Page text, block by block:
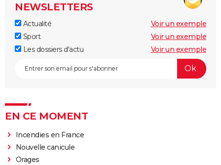
NEWSLETTERS
Actualité
Voir un exemple
Sport
Voir un exemple
Les dossiers d'actu
Voir un exemple
EN CE MOMENT
Incendies en France
Nouvelle canicule
Orages